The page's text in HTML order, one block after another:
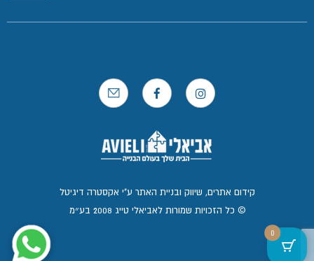
© כל הזכויות שמורות לאביאלי טייג 2008 בע״מ
קידום אתרים, שיווק ובניית האתר ע"י אקסטרה דיגיטל
0